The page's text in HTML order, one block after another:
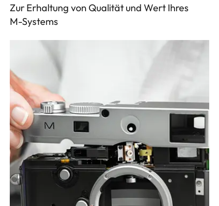
Zur Erhaltung von Qualität und Wert Ihres
M-Systems